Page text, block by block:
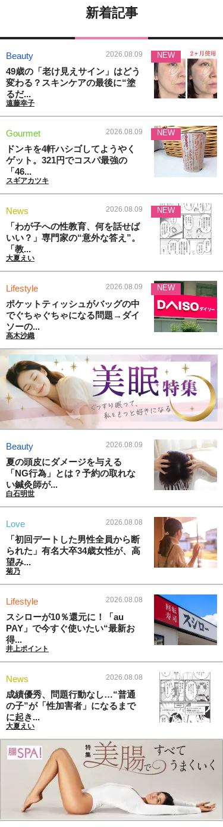
新着記事
Beauty 2026.08.09
49歳の「老け見えサイン」はどう
変わる？スキンケアの最後に“塗
るだ...
遠藤幸子
NEW
Gourmet 2026.08.09
ドンキを4軒ハシゴしてようやく
ゲット。321円でコスパ最強の
「46...
スギアカツキ
NEW
News 2026.08.09
「わが子への性教育、何を話せば
いい？」専門家の“意外な答え”。
「教...
大夏えい
NEW
Lifestyle 2026.08.09
ポケットティッシュがバッグの中
でぐちゃぐちゃになる問題→ダイ
ソーの...
高木沙織
NEW
Beauty 2026.08.09
夏の頭皮にダメージを与える
「NG行為」とは？予約の取れな
い鍼灸師が...
白石明世
Love 2026.08.08
「初回デートした男性全員から断
られた」有名大卒34歳女性が、高
望み...
菊乃
Lifestyle 2026.08.08
スシローが10％還元に！「au
PAY」で今すぐ使いたい“最新お
得...
井上ポイント
News 2026.08.08
成績優秀、問題行動なし…“普通
の子”が「性加害者」になるまで
に起き...
大夏えい